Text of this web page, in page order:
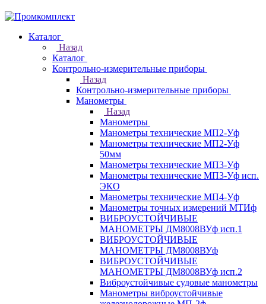
Каталог
Назад
Каталог
Контрольно-измерительные приборы
Назад
Контрольно-измерительные приборы
Манометры
Назад
Манометры
Манометры технические МП2-Уф
Манометры технические МП2-Уф
50мм
Манометры технические МП3-Уф
Манометры технические МП3-Уф исп.
ЭКО
Манометры технические МП4-Уф
Манометры точных измерений МТИф
ВИБРОУСТОЙЧИВЫЕ
МАНОМЕТРЫ ДМ8008ВУф исп.1
ВИБРОУСТОЙЧИВЫЕ
МАНОМЕТРЫ ДМ8008ВУф
ВИБРОУСТОЙЧИВЫЕ
МАНОМЕТРЫ ДМ8008ВУф исп.2
Виброустойчивые судовые манометры
Манометры виброустойчивые